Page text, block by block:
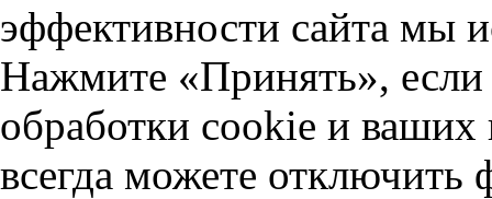
эффективности сайта мы
Нажмите «Принять», если
обработки cookie и
всегда можете отключить